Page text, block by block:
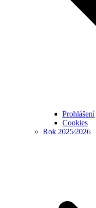
Prohlášení
Cookies
Rok 2025⁄2026